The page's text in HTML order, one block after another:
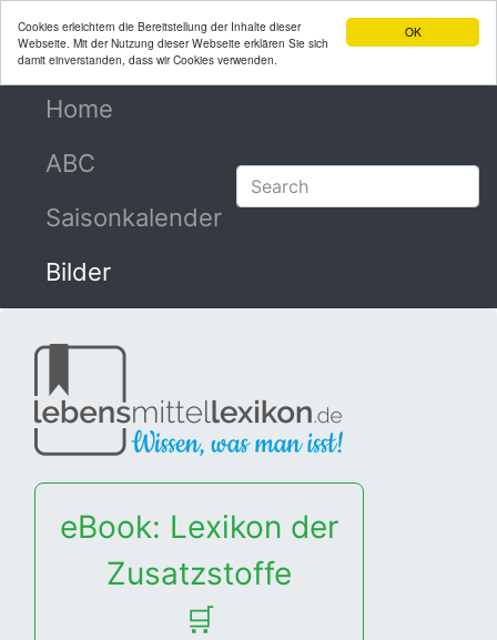
OK
Cookies erleichtern die Bereitstellung der Inhalte dieser
Webseite. Mit der Nutzung dieser Webseite erklären Sie sich
damit einverstanden, dass wir Cookies verwenden.
Home
ABC
Saisonkalender
Bilder
eBook: Lexikon der
Zusatzstoffe
🛒